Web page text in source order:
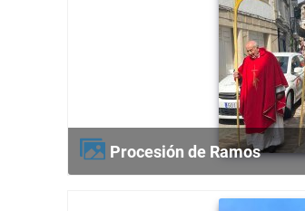
Procesión de Ramos